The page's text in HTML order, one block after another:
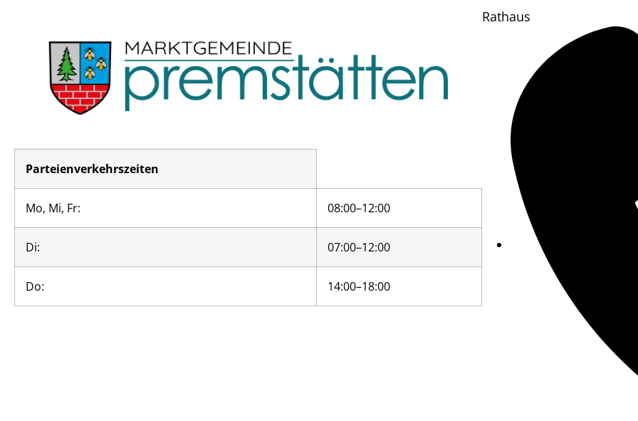
Parteienverkehrszeiten
Mo, Mi, Fr: 08:00–12:00
Di: 07:00–12:00
Do: 14:00–18:00
Rathaus